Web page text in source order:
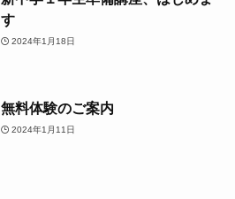
す
2024年1月18日
無料体験のご案内
2024年1月11日